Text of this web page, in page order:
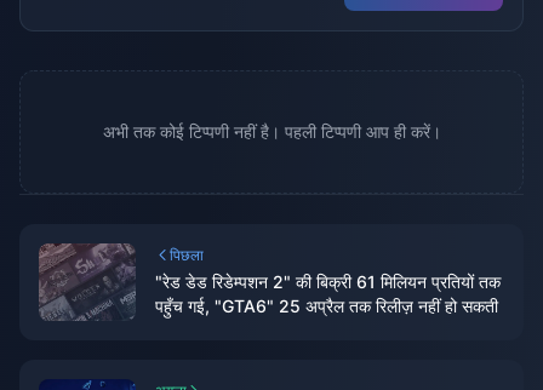
अभी तक कोई टिप्पणी नहीं है। पहली टिप्पणी आप ही करें।
पिछला
"रेड डेड रिडेम्पशन 2" की बिक्री 61 मिलियन प्रतियों तक
पहुँच गई, "GTA6" 25 अप्रैल तक रिलीज़ नहीं हो सकती